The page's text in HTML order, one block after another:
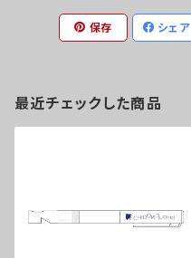
保存 シェア
最近チェックした商品